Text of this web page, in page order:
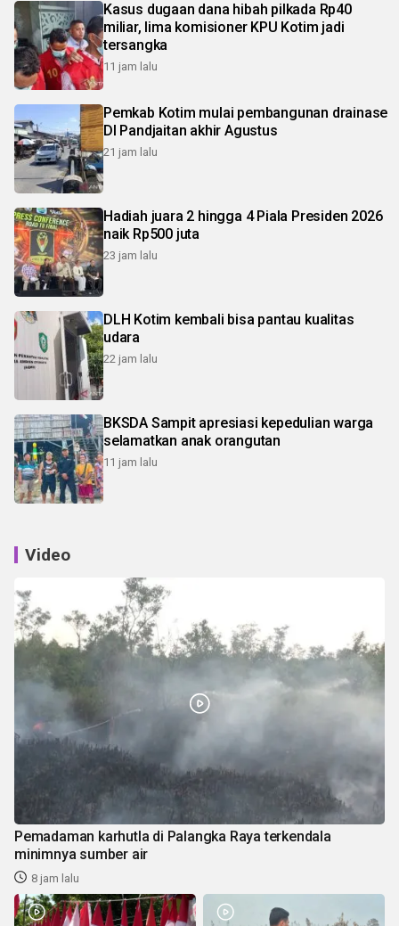
Kasus dugaan dana hibah pilkada Rp40
miliar, lima komisioner KPU Kotim jadi
tersangka
11 jam lalu
Pemkab Kotim mulai pembangunan drainase
DI Pandjaitan akhir Agustus
21 jam lalu
Hadiah juara 2 hingga 4 Piala Presiden 2026
naik Rp500 juta
23 jam lalu
DLH Kotim kembali bisa pantau kualitas
udara
22 jam lalu
BKSDA Sampit apresiasi kepedulian warga
selamatkan anak orangutan
11 jam lalu
Video
Pemadaman karhutla di Palangka Raya terkendala
minimnya sumber air
8 jam lalu